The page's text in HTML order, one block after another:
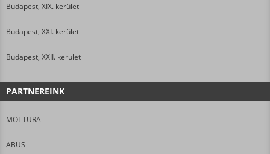
Budapest, XIX. kerület
Budapest, XXI. kerület
Budapest, XXII. kerület
PARTNEREINK
MOTTURA
ABUS